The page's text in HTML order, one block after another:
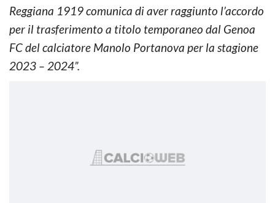
Reggiana 1919 comunica di aver raggiunto l’accordo
per il trasferimento a titolo temporaneo dal Genoa
FC del calciatore Manolo Portanova per la stagione
2023 – 2024”.